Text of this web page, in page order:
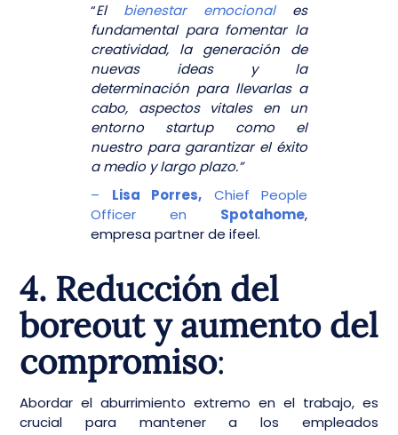
“El bienestar emocionales
fundamental para fomentar la
creatividad, la generación de
nuevas ideas y la
determinación para llevarlas a
cabo, aspectos vitales en un
entorno startup como el
nuestro para garantizar el éxito
a medio y largo plazo.”
– Lisa Porres, Chief People
Officer en Spotahome,
empresa partner de ifeel.
4. Reducción del
boreout y aumento del
compromiso:
Abordar el aburrimiento extremo en el trabajo, es
crucial para mantener a los empleados